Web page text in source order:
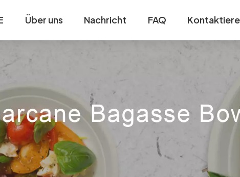
Über uns Nachricht FAQ